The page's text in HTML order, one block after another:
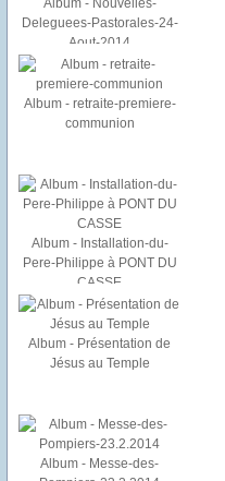
Album - Nouvelles-
Deleguees-Pastorales-24-
Aout-2014
Album - retraite-premiere-
communion
Album - Installation-du-
Pere-Philippe à PONT DU
CASSE
Album - Présentation de
Jésus au Temple
Album - Messe-des-